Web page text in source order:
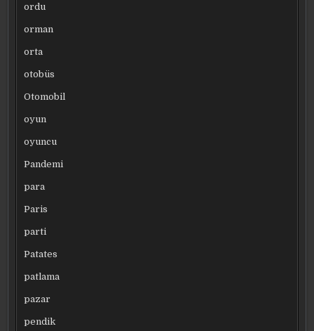
ordu
orman
orta
otobüs
Otomobil
oyun
oyuncu
Pandemi
para
Paris
parti
Patates
patlama
pazar
pendik